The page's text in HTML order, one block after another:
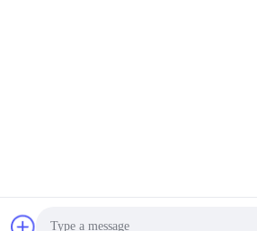
Προμηθευτής. -2026 SHANGHAI ROYAL